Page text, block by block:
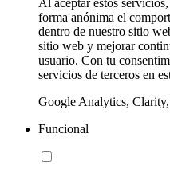
Al aceptar estos
forma anónima el
dentro de nuestro sitio
sitio web y mejorar
usuario. Con tu
servicios de terceros en
Google Analytics,
Funcional